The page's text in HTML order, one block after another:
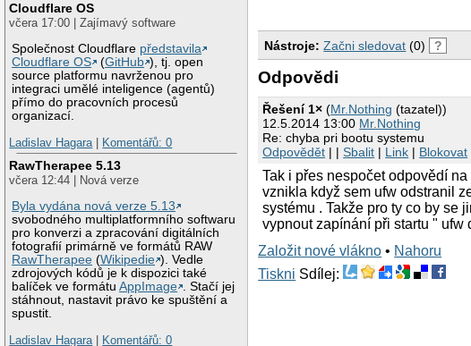
Cloudflare OS
včera 17:00 | Zajímavý software
Společnost Cloudflare představila
Cloudflare OS
(GitHub ), tj. open
source platformu navrženou pro
integraci umělé inteligence (agentů)
přímo do pracovních procesů
organizací.
Ladislav Hagara
Komentářů: 0
RawTherapee 5.13
včera 12:44 | Nová verze
Byla vydána nová verze 5.13
svobodného multiplatformního softwaru
pro konverzi a zpracování digitálních
fotografií primárně ve formátů RAW
RawTherapee (Wikipedie ). Vedle
zdrojových kódů je k dispozici také
balíček ve formátuAppImage . Stačí jej
stáhnout, nastavit právo ke spuštění a
spustit.
Ladislav Hagara
Komentářů: 0
Nástroje: Začni sledovat (0) ?
Odpovědi
Řešení 1× (Mr.Nothing (tazatel))
12.5.2014 13:00 Mr.Nothing
Re: chyba pri bootu systemu
Odpovědět | |Sbalit | Link | Blokovat
Tak i přes nespočet odpovědí
vznikla když sem ufw odstranil
systému . Takže pro ty co by se
vypnout zapínání při startu " ufw
Založit nové vlákno • Nahoru
Tiskni Sdílej: